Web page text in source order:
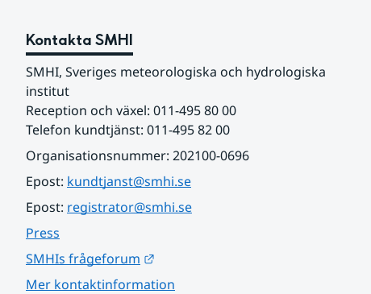
Kontakta SMHI
SMHI, Sveriges meteorologiska och hydrologiska
institut
Reception och växel: 011-495 80 00
Telefon kundtjänst: 011-495 82 00
Organisationsnummer: 202100-0696
Epost: kundtjanst@smhi.se
Epost: registrator@smhi.se
Press
SMHIs frågeforum
Mer kontaktinformation